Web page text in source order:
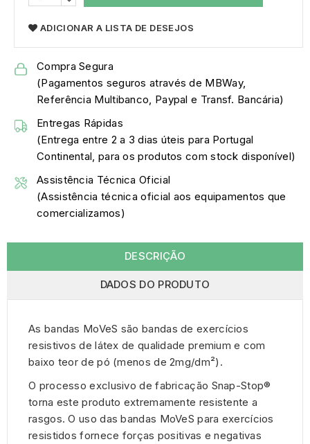
ADICIONAR A LISTA DE DESEJOS
Compra Segura
(Pagamentos seguros através de MBWay,
Referência Multibanco, Paypal e Transf. Bancária)
Entregas Rápidas
(Entrega entre 2 a 3 dias úteis para Portugal
Continental, para os produtos com stock disponível)
Assistência Técnica Oficial
(Assistência técnica oficial aos equipamentos que
comercializamos)
DESCRIÇÃO
DADOS DO PRODUTO
As bandas MoVeS são bandas de exercícios
resistivos de látex de qualidade premium e com
baixo teor de pó (menos de 2mg/dm²).
O processo exclusivo de fabricação Snap-Stop®
torna este produto extremamente resistente a
rasgos. O uso das bandas MoVeS para exercícios
resistidos fornece forças positivas e negativas